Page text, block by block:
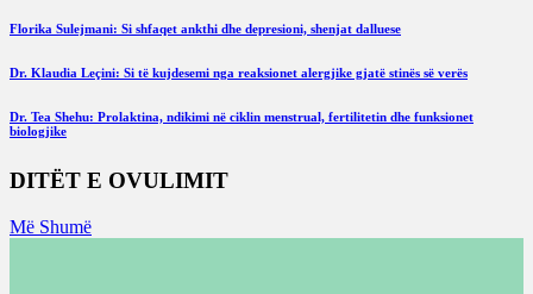
Florika Sulejmani: Si shfaqet ankthi dhe depresioni, shenjat dalluese
Dr. Klaudia Leçini: Si të kujdesemi nga reaksionet alergjike gjatë stinës së verës
Dr. Tea Shehu: Prolaktina, ndikimi në ciklin menstrual, fertilitetin dhe funksionet
biologjike
DITËT E OVULIMIT
Më Shumë